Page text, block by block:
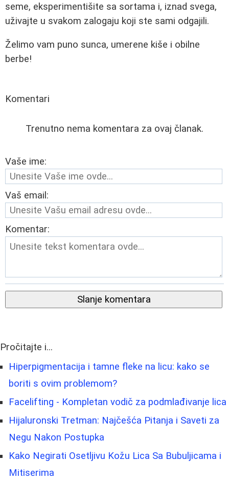
seme, eksperimentišite sa sortama i, iznad svega,
uživajte u svakom zalogaju koji ste sami odgajili.
Želimo vam puno sunca, umerene kiše i obilne
berbe!
Komentari
Trenutno nema komentara za ovaj članak.
Vaše ime:
Vaš email:
Komentar:
Slanje komentara
Pročitajte i...
Hiperpigmentacija i tamne fleke na licu: kako se
boriti s ovim problemom?
Facelifting - Kompletan vodič za podmlađivanje lica
Hijaluronski Tretman: Najčešća Pitanja i Saveti za
Negu Nakon Postupka
Kako Negirati Osetljivu Kožu Lica Sa Bubuljicama i
Mitiserima